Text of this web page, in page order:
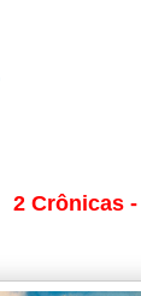
2 Crônicas